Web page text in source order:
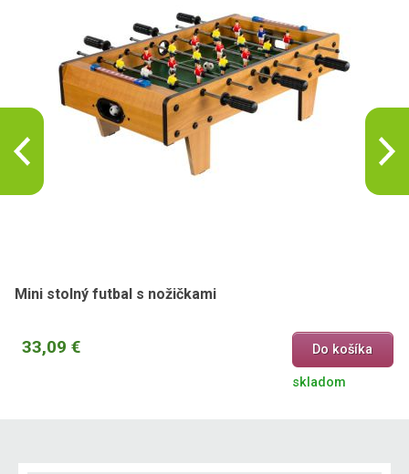
Mini stolný futbal s nožičkami
33,09 € Do košíka
skladom